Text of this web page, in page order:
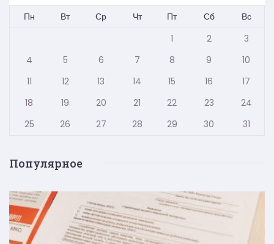
Пн
Вт Ср Чт Пт Сб
Вс
1
2
3
4
5 6 7 8 9
10
11
12 13 14 15 16
17
18
19 20 21 22 23
24
25
26 27 28 29 30 31
Популярное